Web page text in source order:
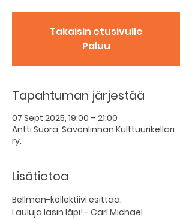
Takaisin etusivulle
Paluu
Tapahtuman järjestää
07 Sept 2025, 19:00 – 21:00
Antti Suora, Savonlinnan Kulttuurikellari
ry.
Lisätietoa
Bellman-kollektiivi esittää:
Lauluja lasin läpi! - Carl Michael